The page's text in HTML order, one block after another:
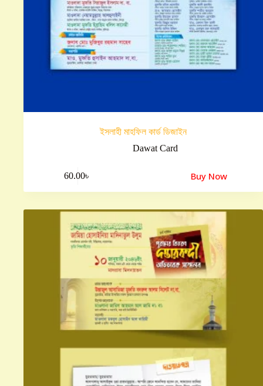
ইসলাহী মাহফিল কার্ড ডিজাইন
Dawat Card
60.00৳ Buy Now